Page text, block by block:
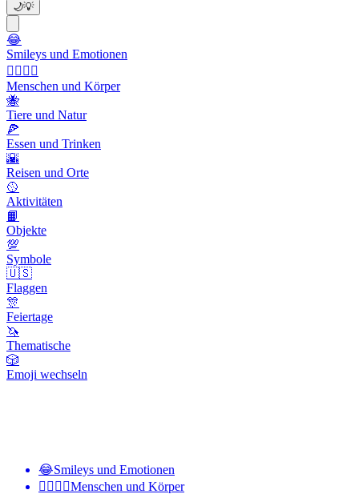
🌙💡
😂
Smileys und Emotionen
👩‍❤️‍💋‍👨
Menschen und Körper
🐝
Tiere und Natur
🍕
Essen und Trinken
🌇
Reisen und Orte
🥎
Aktivitäten
📙
Objekte
💯
Symbole
🇺🇸
Flaggen
🎊
Feiertage
🦄
Thematische
🎲
Emoji wechseln
😂Smileys und Emotionen
👩‍❤️‍💋‍👨Menschen und Körper